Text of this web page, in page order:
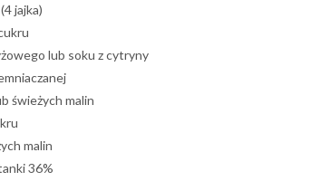
jajka)
lub soku z cytryny
świeżych malin
malin
36%